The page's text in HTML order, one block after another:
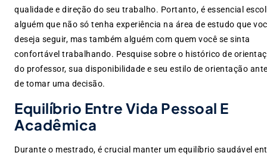
qualidade e direção do seu trabalho. Portanto, é essencial
alguém que não só tenha experiência na área de estudo que
deseja seguir, mas também alguém com quem você se sinta
confortável trabalhando. Pesquise sobre o histórico de
do professor, sua disponibilidade e seu estilo de orientação
de tomar uma decisão.
Equilíbrio Entre Vida Pessoal E
Acadêmica
Durante o mestrado, é crucial manter um equilíbrio saudável